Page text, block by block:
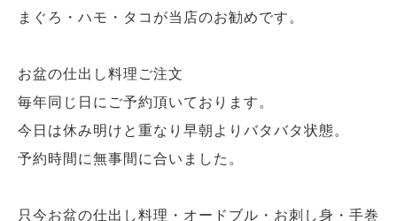
まぐろ・ハモ・タコが当店のお勧めです。
お盆の仕出し料理ご注文
毎年同じ日にご予約頂いております。
今日は休み明けと重なり早朝よりバタバタ状態。
予約時間に無事間に合いました。
只今お盆の仕出し料理・オードブル・お刺し身・手巻